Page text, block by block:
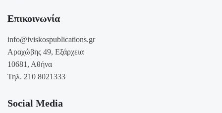
Επικοινωνία
info@iviskospublications.gr
Αραχώβης 49, Εξάρχεια
10681, Αθήνα
Τηλ. 210 8021333
Social Media